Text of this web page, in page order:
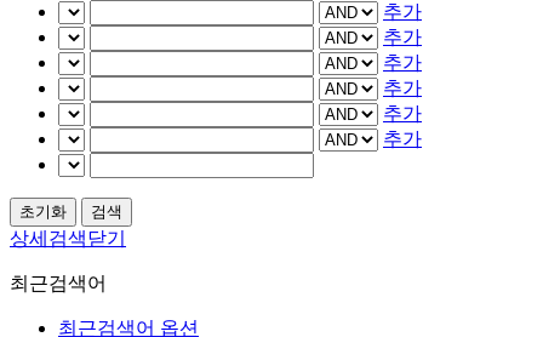
추가
추가
추가
추가
추가
추가
상세검색닫기
최근검색어
최근검색어 옵션